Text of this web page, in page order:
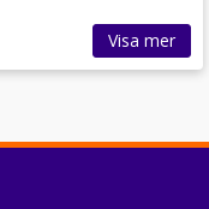
Visa mer